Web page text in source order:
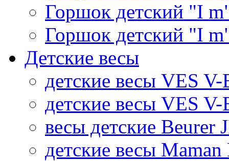
Горшок детский "I
Горшок детский "I
Детские весы
детские весы VES
детские весы VES
весы детские Beurer
детские весы